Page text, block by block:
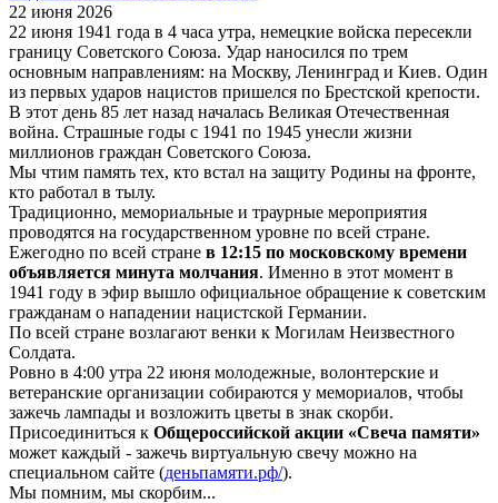
22 июня 2026
22 июня 1941 года в 4 часа утра, немецкие войска пересекли
границу Советского Союза. Удар наносился по трем
основным направлениям: на Москву, Ленинград и Киев. Один
из первых ударов нацистов пришелся по Брестской крепости.
В этот день 85 лет назад началась Великая Отечественная
война. Страшные годы с 1941 по 1945 унесли жизни
миллионов граждан Советского Союза.
Мы чтим память тех, кто встал на защиту Родины на фронте,
кто работал в тылу.
Традиционно, мемориальные и траурные мероприятия
проводятся на государственном уровне по всей стране.
Ежегодно по всей стране в 12:15 по московскому времени
объявляется минута молчания. Именно в этот момент в
1941 году в эфир вышло официальное обращение к советским
гражданам о нападении нацистской Германии.
По всей стране возлагают венки к Могилам Неизвестного
Солдата.
Ровно в 4:00 утра 22 июня молодежные, волонтерские и
ветеранские организации собираются у мемориалов, чтобы
зажечь лампады и возложить цветы в знак скорби.
Присоединиться к Общероссийской акции «Свеча памяти»
может каждый - зажечь виртуальную свечу можно на
специальном сайте (деньпамяти.рф/).
Мы помним, мы скорбим...